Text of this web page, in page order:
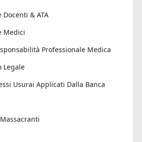
Docenti & ATA
Medici
Professionale Medica
Legale
Usurai Applicati Dalla Banca